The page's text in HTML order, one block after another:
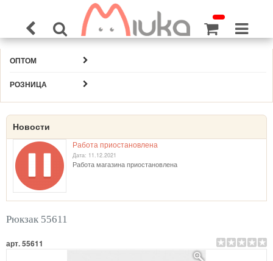
ОПТОМ
РОЗНИЦА
Новости
Работа приостановлена
Дата: 11.12.2021
Работа магазина приостановлена
Рюкзак 55611
арт. 55611